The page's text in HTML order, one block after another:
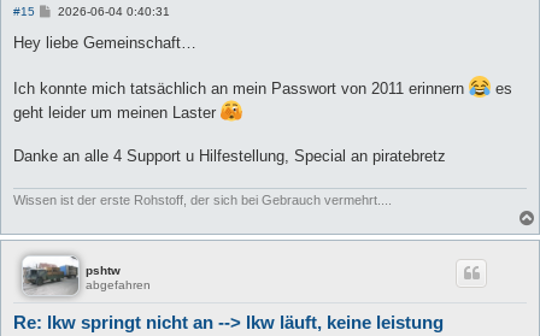
#15
B
i
g
2026-06-04 0:40:31
Hey liebe Gemeinschaft…
Ich konnte mich tatsächlich an mein Passwort von 2011 erinnern
es
geht leider um meinen Laster
Danke an alle 4 Support u Hilfestellung, Special an piratebretz
Wissen ist der erste Rohstoff, der sich bei Gebrauch vermehrt....
pshtw
abgefahren
Re: lkw springt nicht an --> lkw läuft, keine leistung